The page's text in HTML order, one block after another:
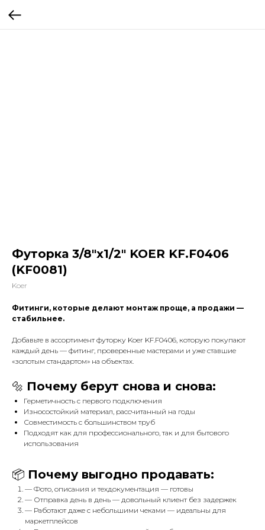
Футорка 3/8"х1/2" KOER KF.F0406
(KF0081)
Koer
Фитинги, которые делают монтаж проще, а продажи —
стабильнее.
Добавьте в ассортимент футорку Koer KF.F0406, которую покупают
каждый день — фитинг, проверенные мастерами и уже ставшие
«золотым стандартом» на объектах.
🔩 Почему берут снова и снова:
Герметичность с первого подключения
Износостойкий материал, рассчитанный на годы
Совместимость с большинством труб
Подходят как для профессионального, так и для бытового
использования
📦 Почему выгодно продавать:
— Фото, описания и техдокументация — готовы
— Отправка день в день — довольный клиент без задержек
— Работают даже с небольшими чеками — идеальны для
маркетплейсов